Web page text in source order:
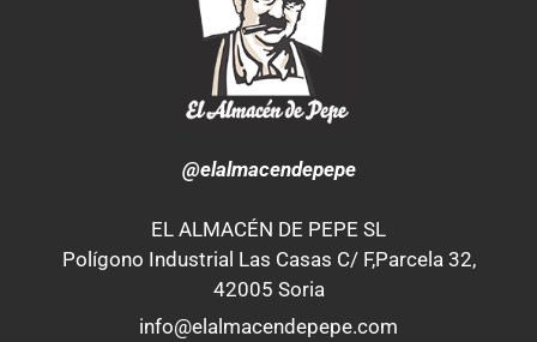
@elalmacendepepe
EL ALMACÉN DE PEPE SL
Polígono Industrial Las Casas C/ F,Parcela 32,
42005 Soria
info@elalmacendepepe.com